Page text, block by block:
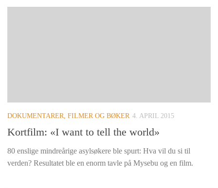
DOKUMENTARER, FILMER OG BØKER 4. APRIL 2015
Kortfilm: «I want to tell the world»
80 enslige mindreårige asylsøkere ble spurt: Hva vil du si til
verden? Resultatet ble en enorm tavle på Mysebu og en film.